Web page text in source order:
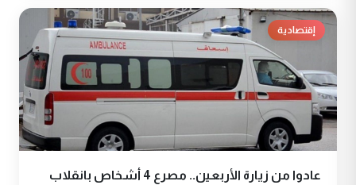
إقتصادية
عادوا من زيارة الأربعين.. مصرع 4 أشخاص بانقلاب